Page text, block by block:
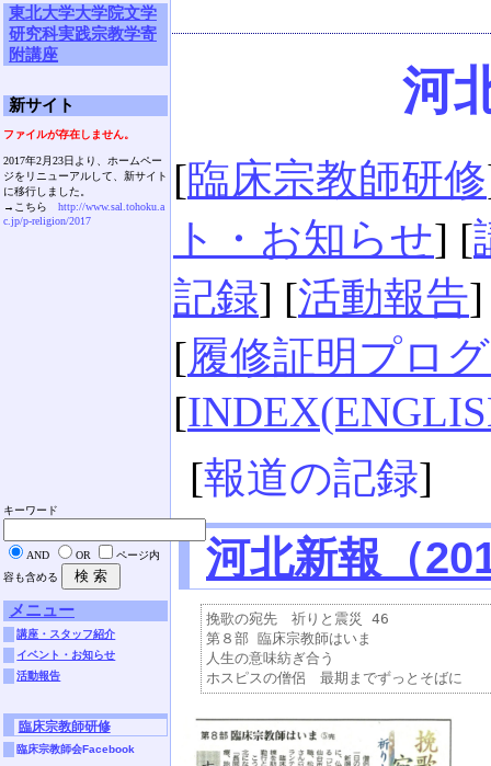
河
[臨床宗教師研修
ト・お知らせ] [
記録] [活動報告]
[履修証明プロ
[
[報道の記録]
河北新報（
挽歌の宛先　祈りと震災 46
第８部 臨床宗教師はいま
人生の意味紡ぎ合う
東北大学大学院文学
研究科実践宗教学寄
附講座
新サイト
ファイルが存在しません。
2017年2月23日より、ホームペー
ジをリニューアルして、新サイト
に移行しました。
→こちら http://www.sal.tohoku.a
c.jp/p-religion/2017
キーワード
AND OR
ページ内
容も含める
メニュー
講座・スタッフ紹介
イベント・お知らせ
活動報告
臨床宗教師研修
臨床宗教師会Facebook